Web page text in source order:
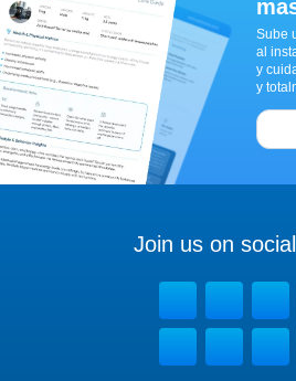
Sube
al
y
y
Join us on